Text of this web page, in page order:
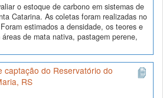
o estoque de carbono em sistemas de
Catarina. As coletas foram realizadas no
estimados a densidade, os teores e
de mata nativa, pastagem perene,
captação do Reservatório do
RS